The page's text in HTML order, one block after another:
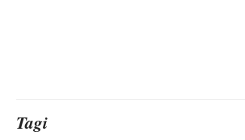
Tagi